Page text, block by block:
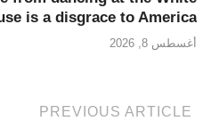
is a disgrace to America
أغسطس 8, 2026
PREVIOUS ARTICLE